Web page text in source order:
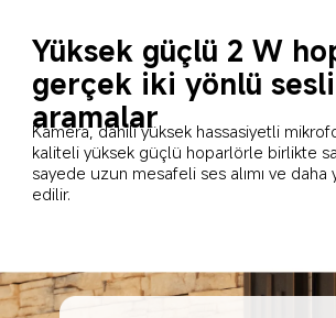
Yüksek güçlü 2 W
gerçek iki yönlü sesli
aramalar
Kamera, dahili yüksek hassasiyetli
kaliteli yüksek güçlü hoparlörle birlikte
sayede uzun mesafeli ses alımı ve
edilir.